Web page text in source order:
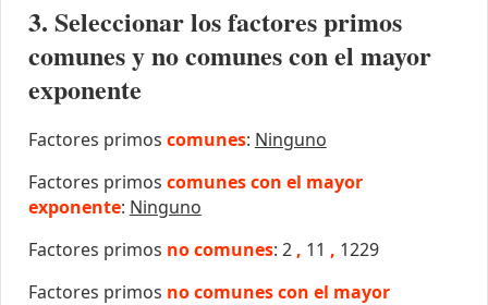
3. Seleccionar los factores primos
comunes y no comunes con el mayor
exponente
Factores primos comunes: Ninguno
Factores primos comunes con el mayor
exponente: Ninguno
Factores primos no comunes: 2 , 11 , 1229
Factores primos no comunes con el mayor